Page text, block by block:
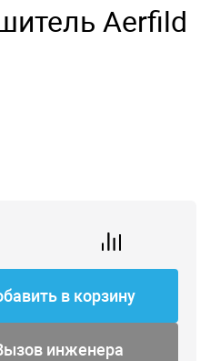
Aerfild
в корзину
инженера